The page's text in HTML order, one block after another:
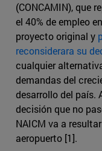
(CONCAMIN), que
el 40% de empleo
proyecto original y
reconsiderara su
cualquier
demandas del
desarrollo del país.
decisión que no
NAICM va a
aeropuerto [1].